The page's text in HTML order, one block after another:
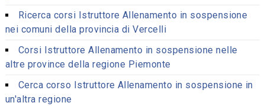
Ricerca corsi Istruttore Allenamento in sospensione
nei comuni della provincia di Vercelli
Corsi Istruttore Allenamento in sospensione nelle
altre province della regione Piemonte
Cerca corso Istruttore Allenamento in sospensione in
un'altra regione